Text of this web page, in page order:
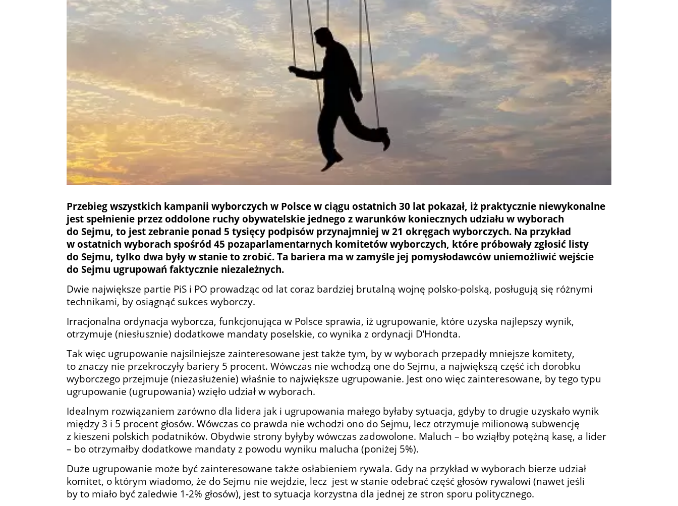
Przebieg wszystkich kampanii wyborczych w Polsce w ciągu ostatnich 30 lat pokazał, iż praktycznie niewykonalne
jest spełnienie przez oddolone ruchy obywatelskie jednego z warunków koniecznych udziału w wyborach
do Sejmu, to jest zebranie ponad 5 tysięcy podpisów przynajmniej w 21 okręgach wyborczych. Na przykład
w ostatnich wyborach spośród 45 pozaparlamentarnych komitetów wyborczych, które próbowały zgłosić listy
do Sejmu, tylko dwa były w stanie to zrobić. Ta bariera ma w zamyśle jej pomysłodawców uniemożliwić wejście
do Sejmu ugrupowań faktycznie niezależnych.
Dwie największe partie PiS i PO prowadząc od lat coraz bardziej brutalną wojnę polsko-polską, posługują się różnymi
technikami, by osiągnąć sukces wyborczy.
Irracjonalna ordynacja wyborcza, funkcjonująca w Polsce sprawia, iż ugrupowanie, które uzyska najlepszy wynik,
otrzymuje (niesłusznie) dodatkowe mandaty poselskie, co wynika z ordynacji D’Hondta.
Tak więc ugrupowanie najsilniejsze zainteresowane jest także tym, by w wyborach przepadły mniejsze komitety,
to znaczy nie przekroczyły bariery 5 procent. Wówczas nie wchodzą one do Sejmu, a największą część ich dorobku
wyborczego przejmuje (niezasłużenie) właśnie to największe ugrupowanie. Jest ono więc zainteresowane, by tego typu
ugrupowanie (ugrupowania) wzięło udział w wyborach.
Idealnym rozwiązaniem zarówno dla lidera jak i ugrupowania małego byłaby sytuacja, gdyby to drugie uzyskało wynik
między 3 i 5 procent głosów. Wówczas co prawda nie wchodzi ono do Sejmu, lecz otrzymuje milionową subwencję
z kieszeni polskich podatników. Obydwie strony byłyby wówczas zadowolone. Maluch – bo wziąłby potężną kasę, a lider
– bo otrzymałby dodatkowe mandaty z powodu wyniku malucha (poniżej 5%).
Duże ugrupowanie może być zainteresowane także osłabieniem rywala. Gdy na przykład w wyborach bierze udział
komitet, o którym wiadomo, że do Sejmu nie wejdzie, lecz jest w stanie odebrać część głosów rywalowi (nawet jeśli
by to miało być zaledwie 1-2% głosów), jest to sytuacja korzystna dla jednej ze stron sporu politycznego.